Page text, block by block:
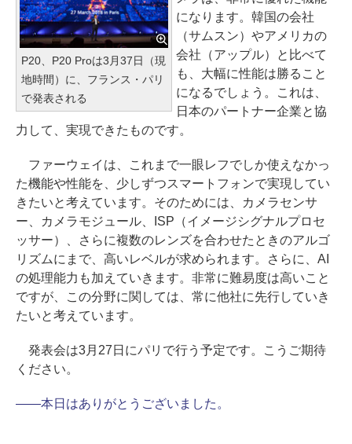
P20、P20 Proは3月37日（現
地時間）に、フランス・パリ
で発表される
になります。韓国の会社
（サムスン）やアメリカの
会社（アップル）と比べて
も、大幅に性能は勝ること
になるでしょう。これは、
日本のパートナー企業と協
力して、実現できたものです。
ファーウェイは、これまで一眼レフでしか使えなかっ
た機能や性能を、少しずつスマートフォンで実現してい
きたいと考えています。そのためには、カメラセンサ
ー、カメラモジュール、ISP（イメージシグナルプロセ
ッサー）、さらに複数のレンズを合わせたときのアルゴ
リズムにまで、高いレベルが求められます。さらに、AI
の処理能力も加えていきます。非常に難易度は高いこと
ですが、この分野に関しては、常に他社に先行していき
たいと考えています。
発表会は3月27日にパリで行う予定です。こうご期待
ください。
――本日はありがとうございました。